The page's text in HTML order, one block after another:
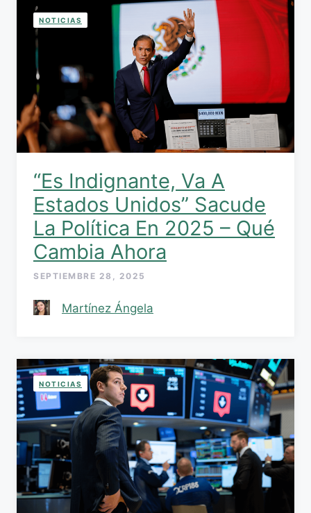
NOTICIAS
“Es Indignante, Va A
Estados Unidos” Sacude
La Política En 2025 – Qué
Cambia Ahora
SEPTIEMBRE 28, 2025
Martínez Ángela
NOTICIAS